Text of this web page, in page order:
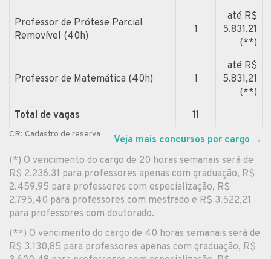
Professor de Prótese Parcial
Removível (40h)
1
até R$
5.831,21
(**)
Professor de Matemática (40h) 1
até R$
5.831,21
(**)
Total de vagas
11
CR: Cadastro de reserva Veja mais concursos por cargo →
(*) O vencimento do cargo de 20 horas semanais será de
R$ 2.236,31 para professores apenas com graduação, R$
2.459,95 para professores com especialização, R$
2.795,40 para professores com mestrado e R$ 3.522,21
para professores com doutorado.
(**) O vencimento do cargo de 40 horas semanais será de
R$ 3.130,85 para professores apenas com graduação, R$